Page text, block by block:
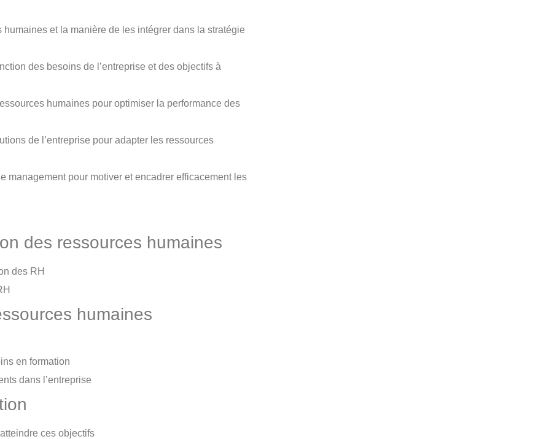
et la manière de les intégrer dans la stratégie
des besoins de l’entreprise et des objectifs à
humaines pour optimiser la performance des
de l’entreprise pour adapter les ressources
management pour motiver et encadrer efficacement les
des ressources humaines
des RH
humaines
en formation
dans l’entreprise
ces objectifs